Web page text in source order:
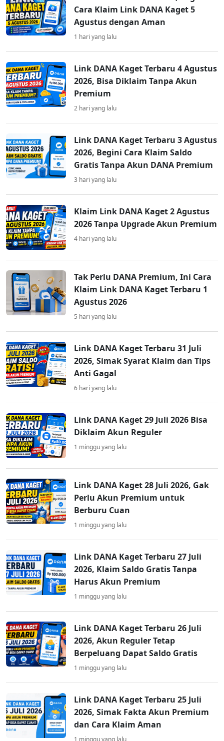
Cara Klaim Link DANA Kaget 5
Agustus dengan Aman
1 hari yang lalu
Link DANA Kaget Terbaru 4 Agustus
2026, Bisa Diklaim Tanpa Akun
Premium
2 hari yang lalu
Link DANA Kaget Terbaru 3 Agustus
2026, Begini Cara Klaim Saldo
Gratis Tanpa Akun DANA Premium
3 hari yang lalu
Klaim Link DANA Kaget 2 Agustus
2026 Tanpa Upgrade Akun Premium
4 hari yang lalu
Tak Perlu DANA Premium, Ini Cara
Klaim Link DANA Kaget Terbaru 1
Agustus 2026
5 hari yang lalu
Link DANA Kaget Terbaru 31 Juli
2026, Simak Syarat Klaim dan Tips
Anti Gagal
6 hari yang lalu
Link DANA Kaget 29 Juli 2026 Bisa
Diklaim Akun Reguler
1 minggu yang lalu
Link DANA Kaget 28 Juli 2026, Gak
Perlu Akun Premium untuk
Berburu Cuan
1 minggu yang lalu
Link DANA Kaget Terbaru 27 Juli
2026, Klaim Saldo Gratis Tanpa
Harus Akun Premium
1 minggu yang lalu
Link DANA Kaget Terbaru 26 Juli
2026, Akun Reguler Tetap
Berpeluang Dapat Saldo Gratis
1 minggu yang lalu
Link DANA Kaget Terbaru 25 Juli
2026, Simak Fakta Akun Premium
dan Cara Klaim Aman